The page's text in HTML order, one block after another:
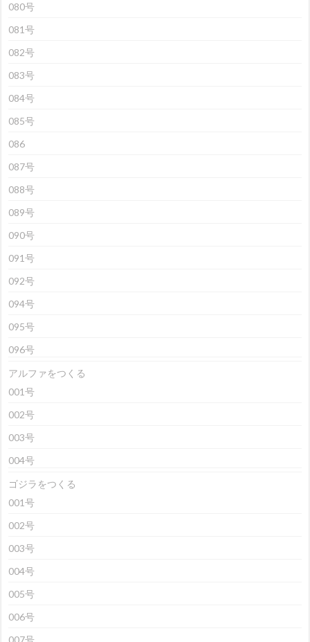
080号
081号
082号
083号
084号
085号
086
087号
088号
089号
090号
091号
092号
094号
095号
096号
アルファをつくる
001号
002号
003号
004号
ゴジラをつくる
001号
002号
003号
004号
005号
006号